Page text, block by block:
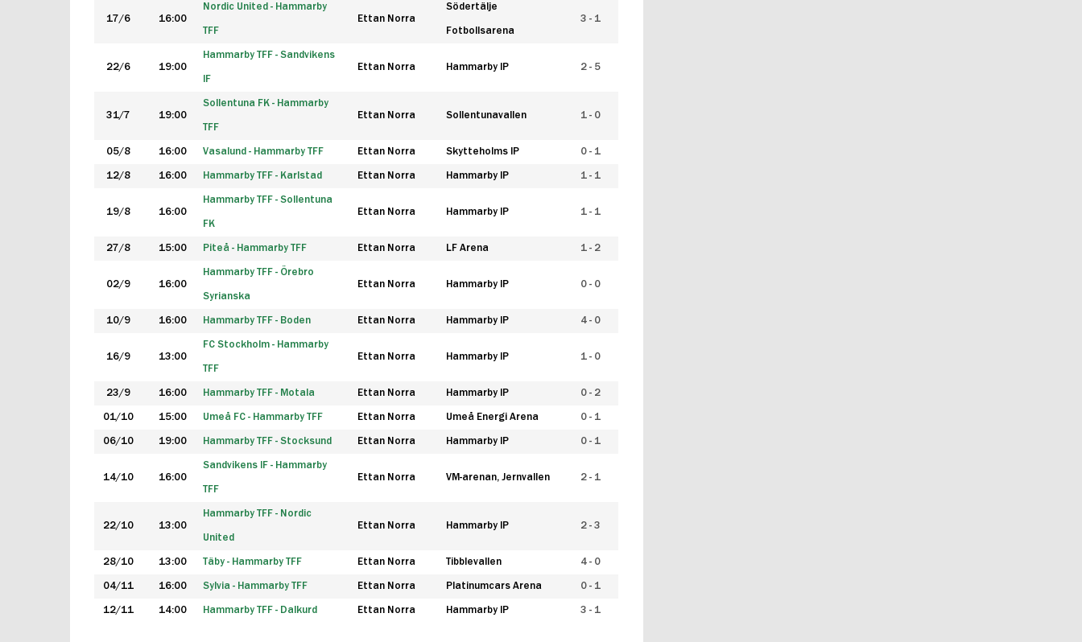
17/6 16:00
Nordic United - Hammarby
TFF
Ettan Norra
Södertälje
Fotbollsarena
3 - 1
22/6 19:00
Hammarby TFF - Sandvikens
IF
Ettan Norra Hammarby IP 2 - 5
31/7 19:00
Sollentuna FK - Hammarby
TFF
Ettan Norra Sollentunavallen 1 - 0
05/8 16:00 Vasalund - Hammarby TFF Ettan Norra Skytteholms IP 0 - 1
12/8 16:00 Hammarby TFF - Karlstad Ettan Norra Hammarby IP 1 - 1
19/8 16:00
Hammarby TFF - Sollentuna
FK
Ettan Norra Hammarby IP 1 - 1
27/8 15:00 Piteå - Hammarby TFF Ettan Norra LF Arena 1 - 2
02/9 16:00
Hammarby TFF - Örebro
Syrianska
Ettan Norra Hammarby IP 0 - 0
10/9 16:00 Hammarby TFF - Boden Ettan Norra Hammarby IP 4 - 0
16/9 13:00
FC Stockholm - Hammarby
TFF
Ettan Norra Hammarby IP 1 - 0
23/9 16:00 Hammarby TFF - Motala Ettan Norra Hammarby IP 0 - 2
01/10 15:00 Umeå FC - Hammarby TFF Ettan Norra Umeå Energi Arena 0 - 1
06/10 19:00 Hammarby TFF - Stocksund Ettan Norra Hammarby IP 0 - 1
14/10 16:00
Sandvikens IF - Hammarby
TFF
Ettan Norra VM-arenan, Jernvallen 2 - 1
22/10 13:00
Hammarby TFF - Nordic
United
Ettan Norra Hammarby IP 2 - 3
28/10 13:00 Täby - Hammarby TFF Ettan Norra Tibblevallen 4 - 0
04/11 16:00 Sylvia - Hammarby TFF Ettan Norra Platinumcars Arena 0 - 1
12/11 14:00 Hammarby TFF - Dalkurd Ettan Norra Hammarby IP 3 - 1